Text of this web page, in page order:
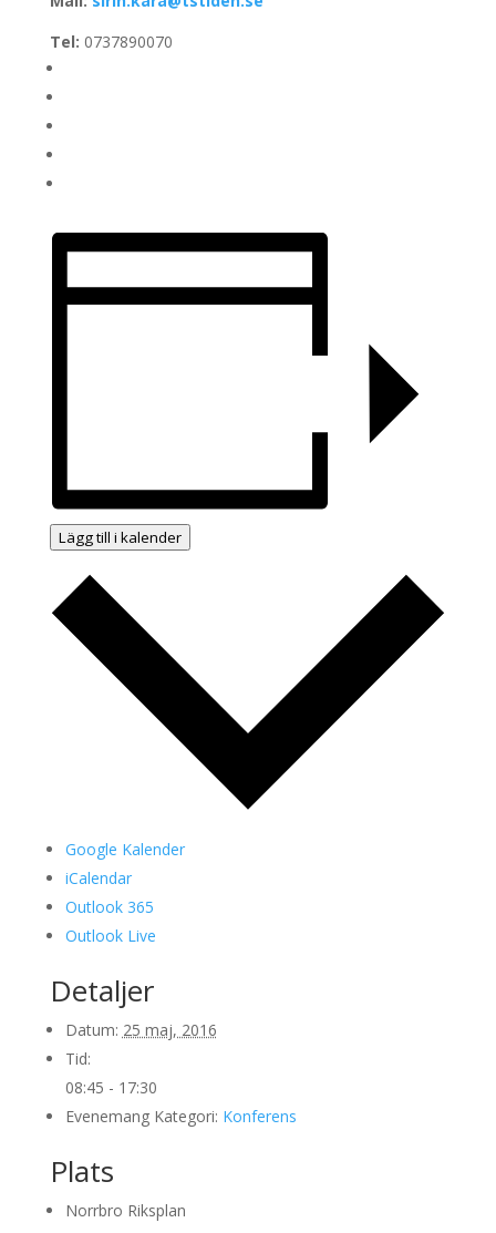
Tel: 0737890070
Lägg till i kalender
Google Kalender
iCalendar
Outlook 365
Outlook Live
Detaljer
Datum: 25 maj, 2016
Tid:
08:45 - 17:30
Evenemang Kategori: Konferens
Plats
Norrbro Riksplan